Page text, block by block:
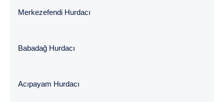
Merkezefendi Hurdacı
Babadağ Hurdacı
Acıpayam Hurdacı